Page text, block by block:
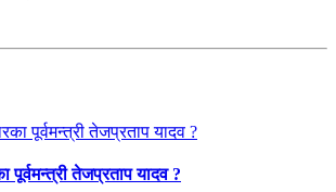
पूर्वमन्त्री तेजप्रताप यादव ?